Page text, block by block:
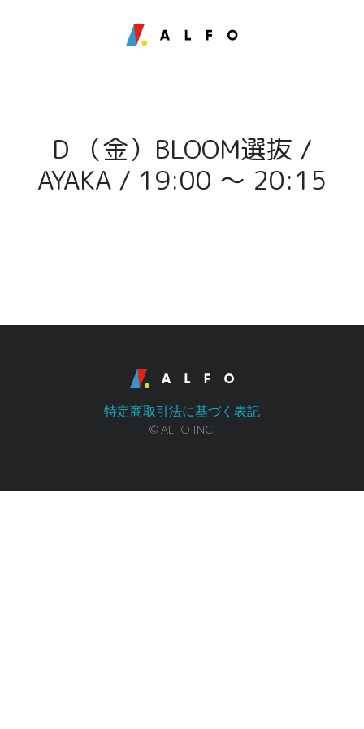
D （金）BLOOM選抜 /
AYAKA / 19:00 〜 20:15
特定商取引法に基づく表記
© ALFO INC.